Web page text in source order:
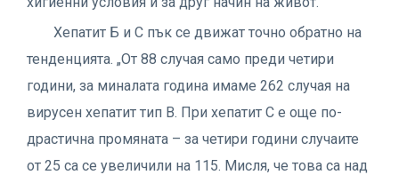
Хепатит Б и С пък се движат точно обратно на
тенденцията. „От 88 случая само преди четири
години, за миналата година имаме 262 случая на
вирусен хепатит тип В. При хепатит С е още по-
драстична промяната – за четири години случаите
от 25 са се увеличили на 115. Мисля, че това са над